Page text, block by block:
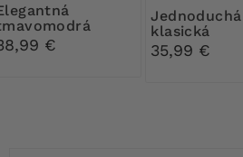
€
Jednoduchá
klasická
tmavomodrá
sukňa
35,99 €